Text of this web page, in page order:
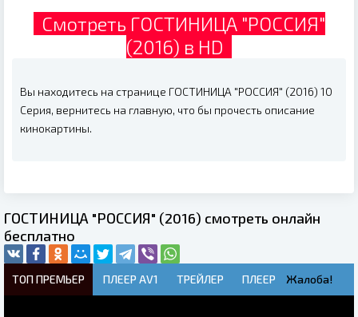
Смотреть ГОСТИНИЦА "РОССИЯ"
(2016) в HD
Вы находитесь на странице ГОСТИНИЦА "РОССИЯ" (2016) 10
Серия, вернитесь на главную, что бы прочесть описание
кинокартины.
ГОСТИНИЦА "РОССИЯ" (2016) смотреть онлайн
бесплатно
ТОП ПРЕМЬЕР ПЛЕЕР AV1 ТРЕЙЛЕР ПЛЕЕР Жалоба!